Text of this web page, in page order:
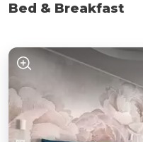
Bed & Breakfast